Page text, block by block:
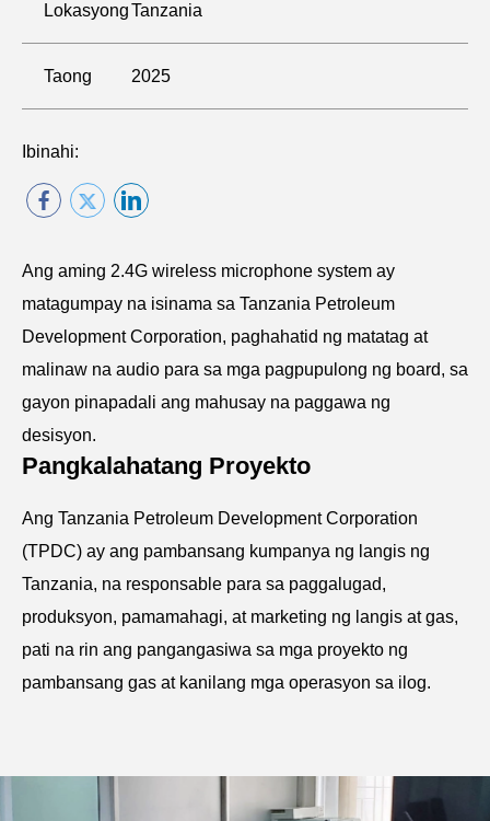
LokasyongTanzania
Taong 2025
Ibinahi:
Ang aming 2.4G wireless microphone system ay
matagumpay na isinama sa Tanzania Petroleum
Development Corporation, paghahatid ng matatag at
malinaw na audio para sa mga pagpupulong ng board, sa
gayon pinapadali ang mahusay na paggawa ng
desisyon.
Pangkalahatang Proyekto
Ang Tanzania Petroleum Development Corporation
(TPDC) ay ang pambansang kumpanya ng langis ng
Tanzania, na responsable para sa paggalugad,
produksyon, pamamahagi, at marketing ng langis at gas,
pati na rin ang pangangasiwa sa mga proyekto ng
pambansang gas at kanilang mga operasyon sa ilog.